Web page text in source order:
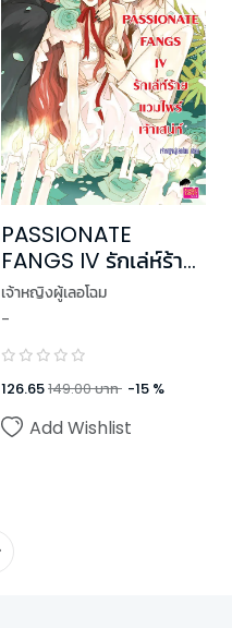
PASSIONATE
FANGS IV รักเล่ห์ร้าย
แวมไพร์เจ้าเสน่ห์
เจ้าหญิงผู้เลอโฉม
-
126.65149.00บาท -15 %
Add Wishlist